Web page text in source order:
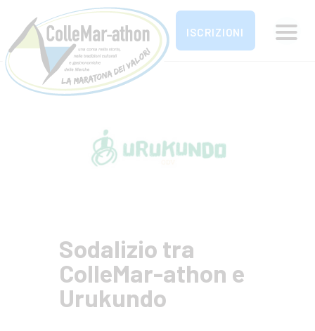
ISCRIZIONI
La Maratona dei valori dal Colle al Mar
OSPITALITÀ E SERVIZI
NEWS
Sodalizio tra
ColleMar-athon e
Urukundo